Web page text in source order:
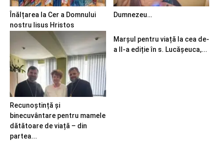
Înălțarea la Cer a Domnului
nostru Iisus Hristos
Dumnezeu…
Recunoștință și
binecuvântare pentru mamele
dătătoare de viață – din
partea...
Marșul pentru viață la cea de-
a II-a ediție în s. Lucășeuca,...